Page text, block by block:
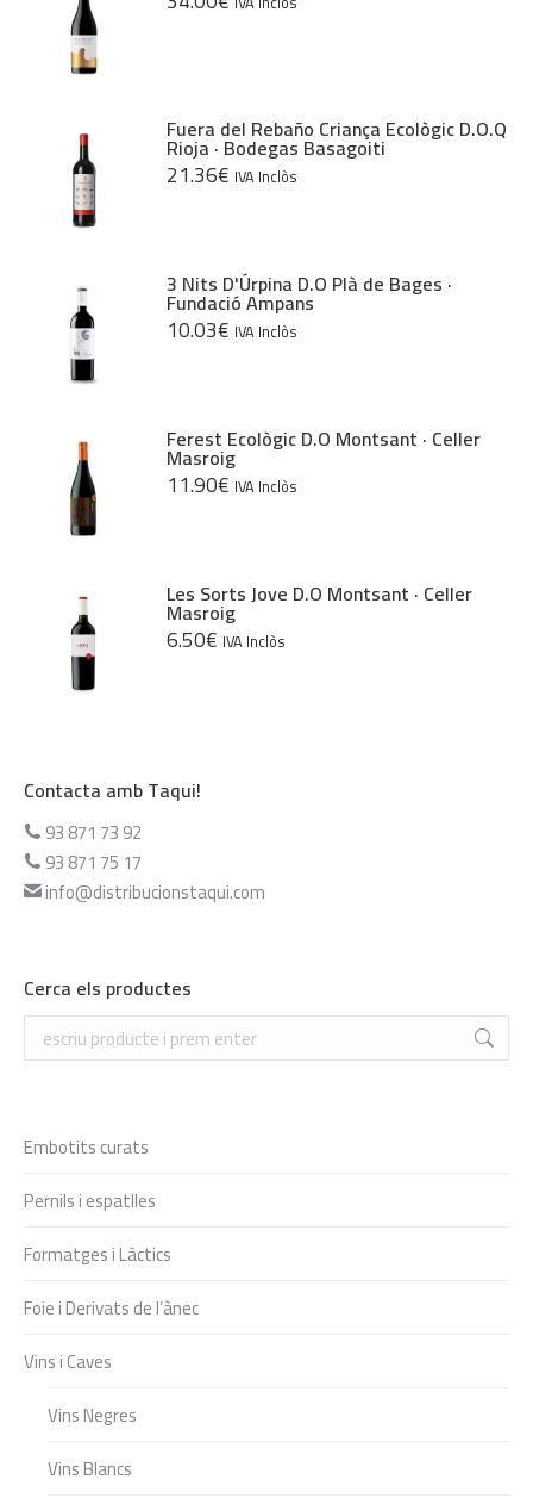
Fuera del Rebaño Criança Ecològic D.O.Q
Rioja · Bodegas Basagoiti
21.36€ IVA Inclòs
3 Nits D'Úrpina D.O Plà de Bages ·
Fundació Ampans
10.03€ IVA Inclòs
Ferest Ecològic D.O Montsant · Celler
Masroig
11.90€ IVA Inclòs
Les Sorts Jove D.O Montsant · Celler
Masroig
6.50€ IVA Inclòs
Contacta amb Taqui!
93 871 73 92
93 871 75 17
info@distribucionstaqui.com
Cerca els productes
Search:
Embotits curats
Pernils i espatlles
Formatges i Làctics
Foie i Derivats de l’ànec
Vins i Caves
Vins Negres
Vins Blancs